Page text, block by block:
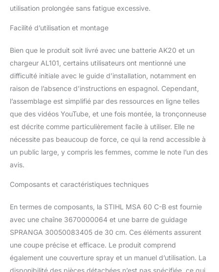
utilisation prolongée sans fatigue excessive.
Facilité d’utilisation et montage
Bien que le produit soit livré avec une batterie AK20 et un
chargeur AL101, certains utilisateurs ont mentionné une
difficulté initiale avec le guide d’installation, notamment en
raison de l’absence d’instructions en espagnol. Cependant,
l’assemblage est simplifié par des ressources en ligne telles
que des vidéos YouTube, et une fois montée, la tronçonneuse
est décrite comme particulièrement facile à utiliser. Elle ne
nécessite pas beaucoup de force, ce qui la rend accessible à
un public large, y compris les femmes, comme le note l’un des
avis.
Composants et caractéristiques techniques
En termes de composants, la STIHL MSA 60 C-B est fournie
avec une chaîne 3670000064 et une barre de guidage
SPRANGA 30050083405 de 30 cm. Ces éléments assurent
une coupe précise et efficace. Le produit comprend
également une couverture spray et un manuel d’utilisation. La
disponibilité des pièces détachées n’est pas spécifiée, ce qui